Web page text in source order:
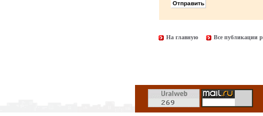
На главную Все публикации